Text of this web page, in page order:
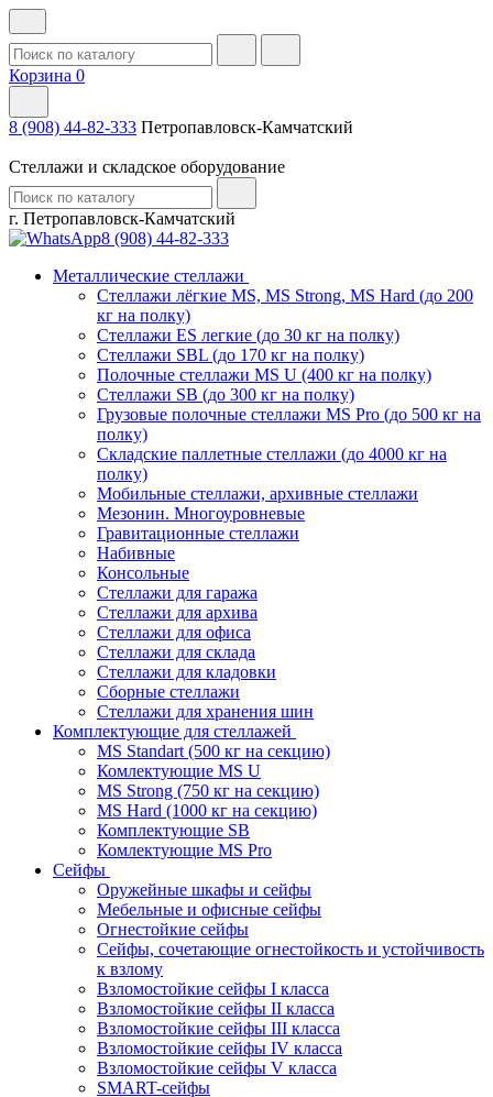
Корзина 0
8 (908) 44-82-333 Петропавловск-Камчатский
Стеллажи и складское оборудование
г. Петропавловск-Камчатский
8 (908) 44-82-333
Металлические стеллажи
Стеллажи лёгкие MS, MS Strong, MS Hard (до 200
кг на полку)
Стеллажи ES легкие (до 30 кг на полку)
Стеллажи SBL (до 170 кг на полку)
Полочные стеллажи MS U (400 кг на полку)
Стеллажи SB (до 300 кг на полку)
Грузовые полочные стеллажи MS Pro (до 500 кг на
полку)
Складские паллетные стеллажи (до 4000 кг на
полку)
Мобильные стеллажи, архивные стеллажи
Мезонин. Многоуровневые
Гравитационные стеллажи
Набивные
Консольные
Стеллажи для гаража
Стеллажи для архива
Стеллажи для офиса
Стеллажи для склада
Стеллажи для кладовки
Сборные стеллажи
Стеллажи для хранения шин
Комплектующие для стеллажей
MS Standart (500 кг на секцию)
Комлектующие MS U
MS Strong (750 кг на секцию)
MS Hard (1000 кг на секцию)
Комплектующие SB
Комлектующие MS Pro
Сейфы
Оружейные шкафы и сейфы
Мебельные и офисные сейфы
Огнестойкие сейфы
Сейфы, сочетающие огнестойкость и устойчивость
к взлому
Взломостойкие сейфы I класса
Взломостойкие сейфы II класса
Взломостойкие сейфы III класса
Взломостойкие сейфы IV класса
Взломостойкие сейфы V класса
SMART-сейфы